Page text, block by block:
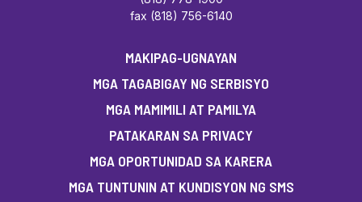
fax (818) 756-6140
MAKIPAG-UGNAYAN
MGA TAGABIGAY NG SERBISYO
MGA MAMIMILI AT PAMILYA
PATAKARAN SA PRIVACY
MGA OPORTUNIDAD SA KARERA
MGA TUNTUNIN AT KUNDISYON NG SMS